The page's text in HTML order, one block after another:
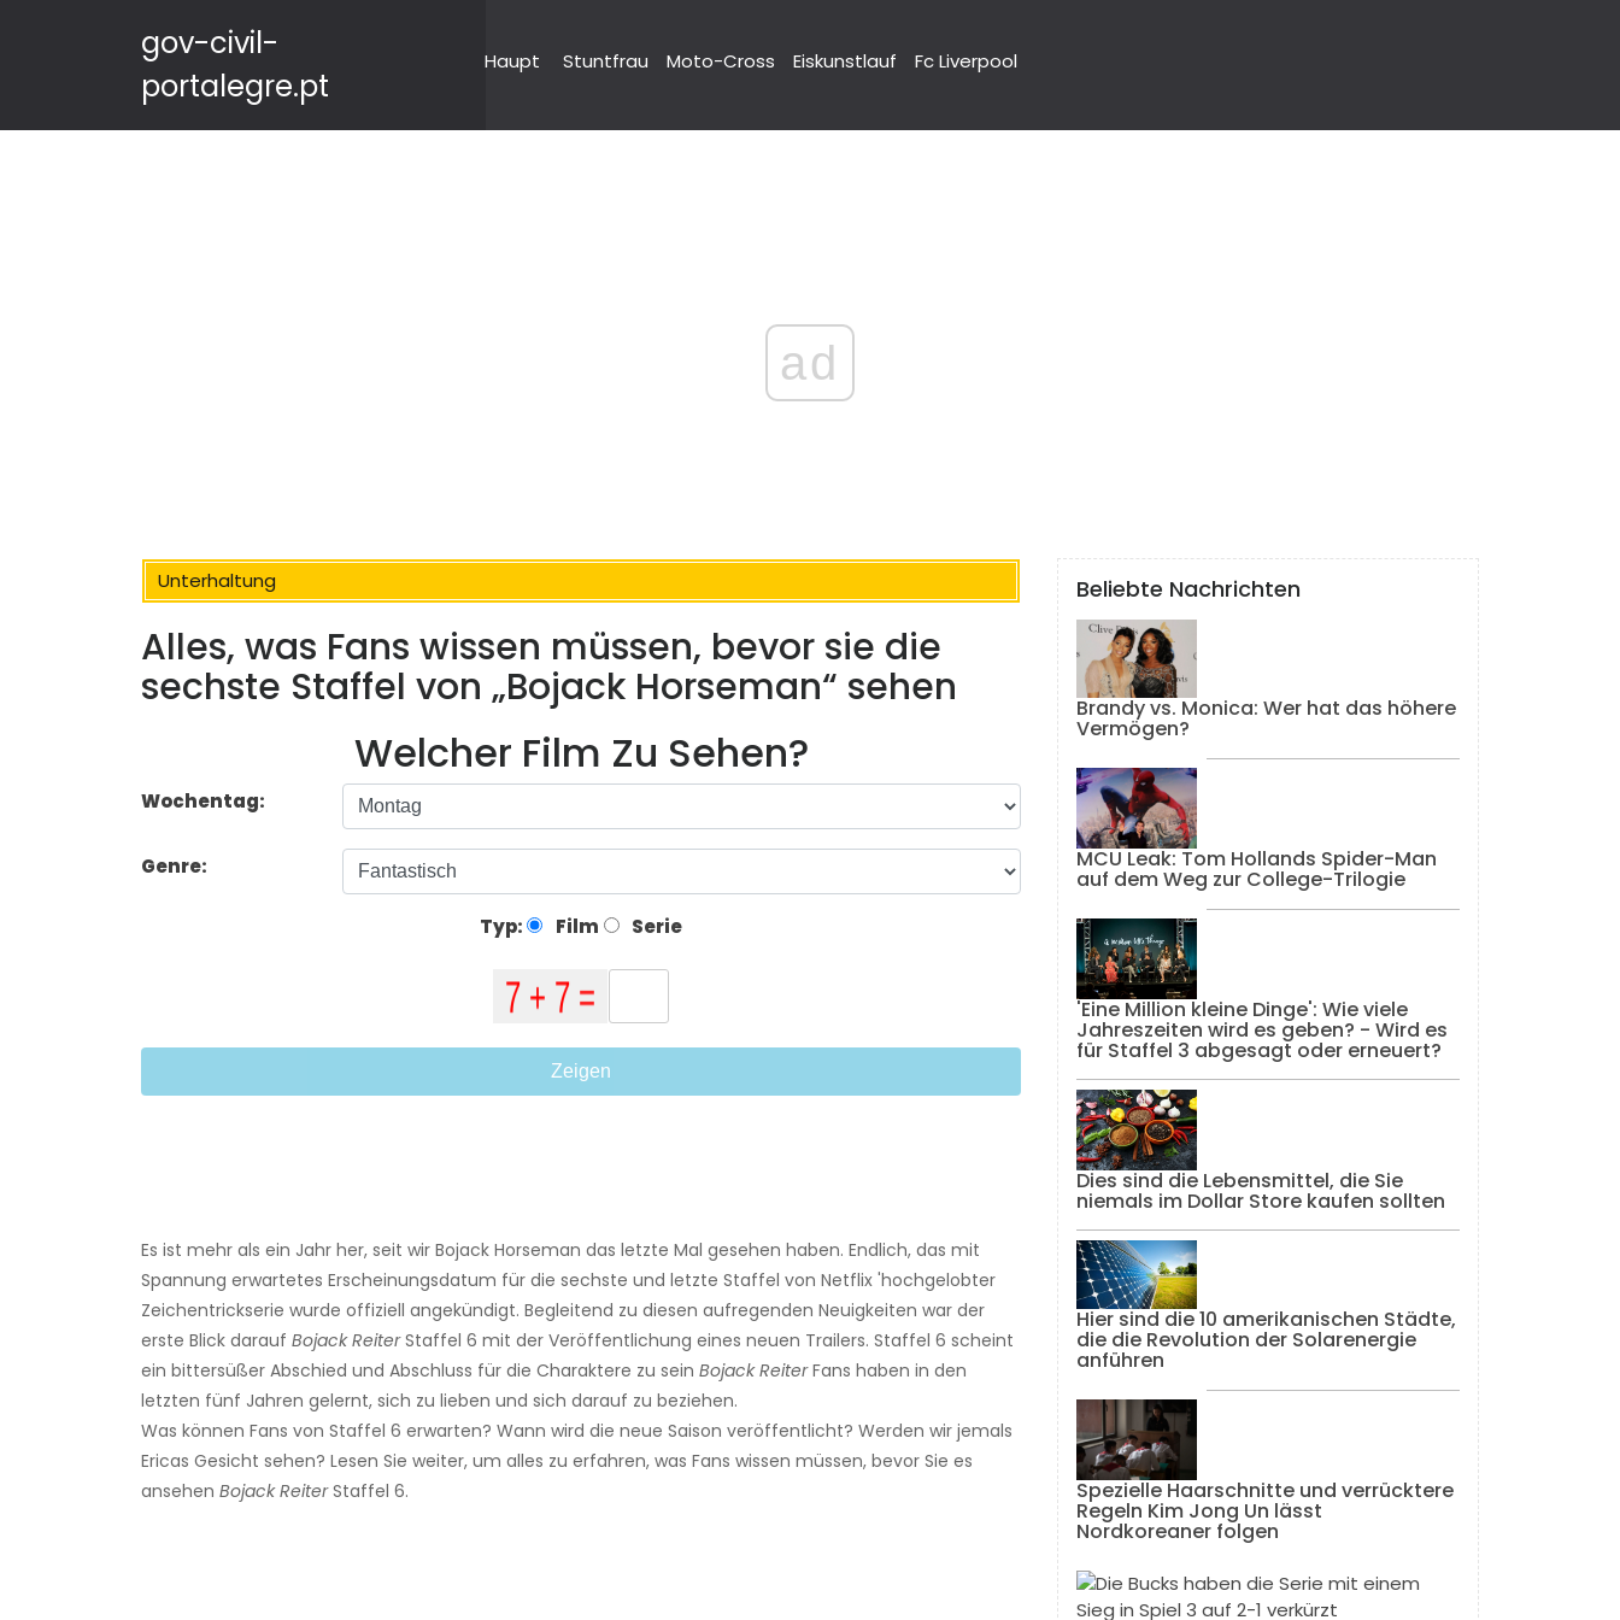
gov-civil-
portalegre.pt
Haupt Stuntfrau Moto-Cross Eiskunstlauf Fc Liverpool
ad
Unterhaltung
Alles, was Fans wissen müssen, bevor sie die
sechste Staffel von „Bojack Horseman“ sehen
Welcher Film Zu Sehen?
Wochentag:
Genre:
Typ: Film Serie
Zeigen
Es ist mehr als ein Jahr her, seit wir Bojack Horseman das letzte Mal gesehen haben. Endlich, das mit
Spannung erwartetes Erscheinungsdatum für die sechste und letzte Staffel von Netflix 'hochgelobter
Zeichentrickserie wurde offiziell angekündigt. Begleitend zu diesen aufregenden Neuigkeiten war der
erste Blick darauf Bojack ReiterStaffel 6 mit der Veröffentlichung eines neuen Trailers. Staffel 6 scheint
ein bittersüßer Abschied und Abschluss für die Charaktere zu sein Bojack ReiterFans haben in den
letzten fünf Jahren gelernt, sich zu lieben und sich darauf zu beziehen.
Was können Fans von Staffel 6 erwarten? Wann wird die neue Saison veröffentlicht? Werden wir jemals
Ericas Gesicht sehen? Lesen Sie weiter, um alles zu erfahren, was Fans wissen müssen, bevor Sie es
ansehen Bojack ReiterStaffel 6.
Beliebte Nachrichten
Brandy vs. Monica: Wer hat das höhere
Vermögen?
MCU Leak: Tom Hollands Spider-Man
auf dem Weg zur College-Trilogie
'Eine Million kleine Dinge': Wie viele
Jahreszeiten wird es geben? - Wird es
für Staffel 3 abgesagt oder erneuert?
Dies sind die Lebensmittel, die Sie
niemals im Dollar Store kaufen sollten
Hier sind die 10 amerikanischen Städte,
die die Revolution der Solarenergie
anführen
Spezielle Haarschnitte und verrücktere
Regeln Kim Jong Un lässt
Nordkoreaner folgen